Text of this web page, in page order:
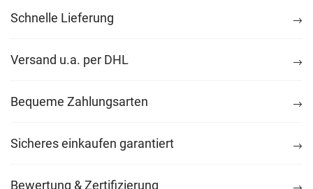
Schnelle Lieferung
Versand u.a. per DHL
Bequeme Zahlungsarten
Sicheres einkaufen garantiert
Bewertung & Zertifizierung